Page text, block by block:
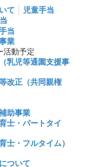
て
児童手当
当
業
動予定
乳児等通園支援事
改正（共同親権
助事業
士・パートタイ
士・フルタイム）
ついて